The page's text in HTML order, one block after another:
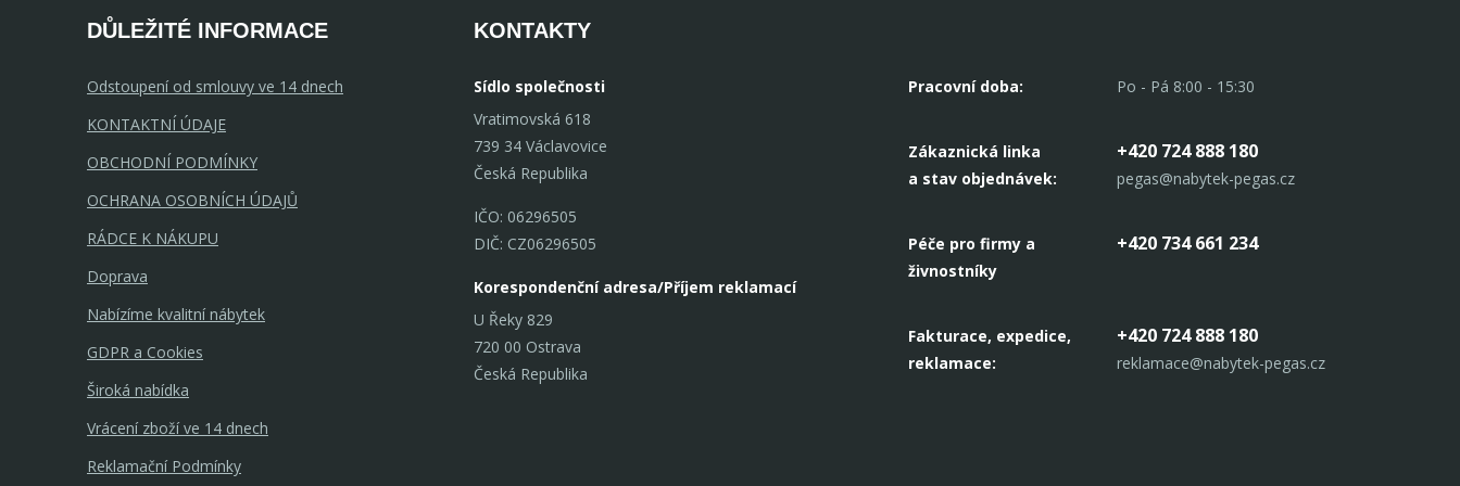
vytvořit vlastní vybavení,
interiéru. &nbsp; &nbsp;
interiéru. &nbsp; &nbsp;
DŮLEŽITÉ INFORMACE
Odstoupení od smlouvy ve 14 dnech
KONTAKTNÍ ÚDAJE
OBCHODNÍ PODMÍNKY
OCHRANA OSOBNÍCH ÚDAJŮ
RÁDCE K NÁKUPU
Doprava
Nabízíme kvalitní nábytek
GDPR a Cookies
Široká nabídka
Vrácení zboží ve 14 dnech
Reklamační Podmínky
KONTAKTY
Sídlo společnosti
Vratimovská 618
739 34 Václavovice
Česká Republika
IČO: 06296505
DIČ: CZ06296505
Korespondenční adresa/Příjem reklamací
U Řeky 829
720 00 Ostrava
Česká Republika
Pracovní doba: Po - Pá 8:00 - 15:30
Zákaznická linka
a stav objednávek:
+420 724 888 180
pegas@nabytek-pegas.cz
Péče pro firmy a
živnostníky
+420 734 661 234
Fakturace, expedice,
reklamace:
+420 724 888 180
reklamace@nabytek-pegas.cz